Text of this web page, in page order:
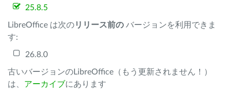
25.8.5
LibreOffice は次のリリース前の バージョンを利用できま
す:
26.8.0
古いバージョンのLibreOffice（もう更新されません！）
は、 アーカイブにあります